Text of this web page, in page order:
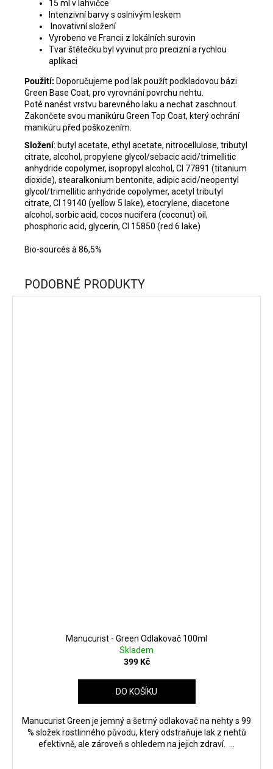
15 ml v lahvičce
Intenzivní barvy s oslnivým leskem
Inovativní složení
Vyrobeno ve Francii z lokálních surovin
Tvar štětečku byl vyvinut pro precizní a rychlou
aplikaci
Použití: Doporučujeme pod lak použít podkladovou bázi
Green Base Coat, pro vyrovnání povrchu nehtu.
Poté nanést vrstvu barevného laku a nechat zaschnout.
Zakončete svou manikúru Green Top Coat, který ochrání
manikúru před poškozením.
Složení: butyl acetate, ethyl acetate, nitrocellulose, tributyl
citrate, alcohol, propylene glycol/sebacic acid/trimellitic
anhydride copolymer, isopropyl alcohol, CI 77891 (titanium
dioxide), stearalkonium bentonite, adipic acid/neopentyl
glycol/trimellitic anhydride copolymer, acetyl tributyl
citrate, CI 19140 (yellow 5 lake), etocrylene, diacetone
alcohol, sorbic acid, cocos nucifera (coconut) oil,
phosphoric acid, glycerin, CI 15850 (red 6 lake)
Bio-sourcés à 86,5%
PODOBNÉ PRODUKTY
Manucurist - Green Odlakovač 100ml
Skladem
399 Kč
DO KOŠÍKU
Manucurist Green je jemný a šetrný odlakovač na nehty s 99
% složek rostlinného původu, který odstraňuje lak z nehtů
efektivně, ale zároveň s ohledem na jejich zdraví. ...